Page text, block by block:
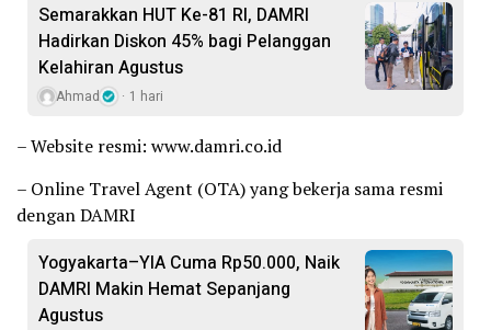
Semarakkan HUT Ke-81 RI, DAMRI
Hadirkan Diskon 45% bagi Pelanggan
Kelahiran Agustus
Ahmad 1 hari
– Website resmi: www.damri.co.id
– Online Travel Agent (OTA) yang bekerja sama resmi
dengan DAMRI
Yogyakarta–YIA Cuma Rp50.000, Naik
DAMRI Makin Hemat Sepanjang
Agustus